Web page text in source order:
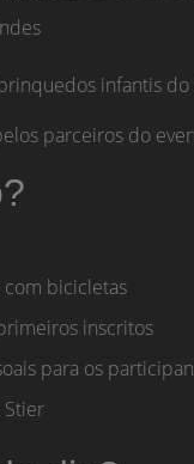
infantis
parceiros do
bicicletas
inscritos
para os